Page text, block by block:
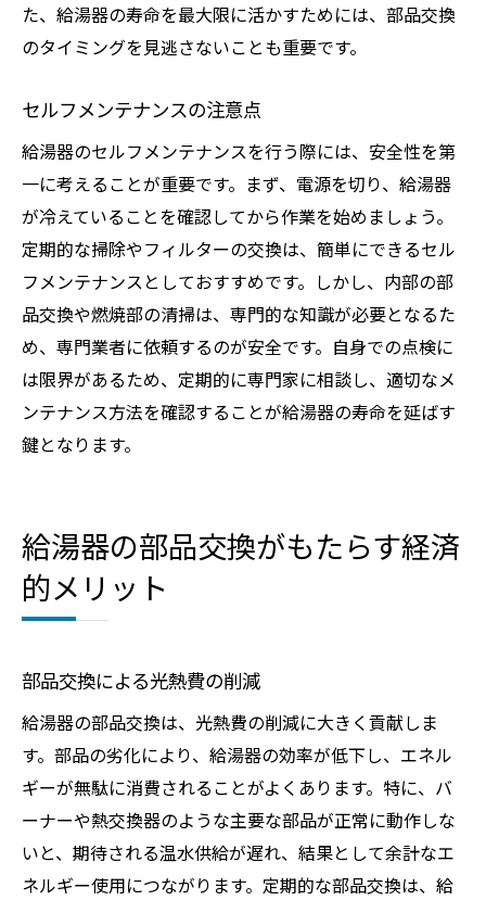
た、給湯器の寿命を最大限に活かすためには、部品交換
のタイミングを見逃さないことも重要です。
セルフメンテナンスの注意点
給湯器のセルフメンテナンスを行う際には、安全性を第
一に考えることが重要です。まず、電源を切り、給湯器
が冷えていることを確認してから作業を始めましょう。
定期的な掃除やフィルターの交換は、簡単にできるセル
フメンテナンスとしておすすめです。しかし、内部の部
品交換や燃焼部の清掃は、専門的な知識が必要となるた
め、専門業者に依頼するのが安全です。自身での点検に
は限界があるため、定期的に専門家に相談し、適切なメ
ンテナンス方法を確認することが給湯器の寿命を延ばす
鍵となります。
給湯器の部品交換がもたらす経済
的メリット
部品交換による光熱費の削減
給湯器の部品交換は、光熱費の削減に大きく貢献しま
す。部品の劣化により、給湯器の効率が低下し、エネル
ギーが無駄に消費されることがよくあります。特に、バ
ーナーや熱交換器のような主要な部品が正常に動作しな
いと、期待される温水供給が遅れ、結果として余計なエ
ネルギー使用につながります。定期的な部品交換は、給